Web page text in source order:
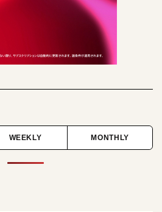
WEEKLY MONTHLY